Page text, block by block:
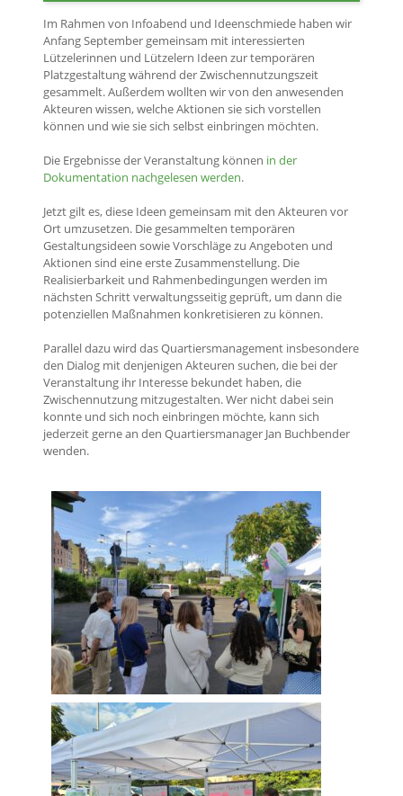
Im Rahmen von Infoabend und Ideenschmiede haben wir
Anfang September gemeinsam mit interessierten
Lützelerinnen und Lützelern Ideen zur temporären
Platzgestaltung während der Zwischennutzungszeit
gesammelt. Außerdem wollten wir von den anwesenden
Akteuren wissen, welche Aktionen sie sich vorstellen
können und wie sie sich selbst einbringen möchten.
Die Ergebnisse der Veranstaltung können in der
Dokumentation nachgelesen werden.
Jetzt gilt es, diese Ideen gemeinsam mit den Akteuren vor
Ort umzusetzen. Die gesammelten temporären
Gestaltungsideen sowie Vorschläge zu Angeboten und
Aktionen sind eine erste Zusammenstellung. Die
Realisierbarkeit und Rahmenbedingungen werden im
nächsten Schritt verwaltungsseitig geprüft, um dann die
potenziellen Maßnahmen konkretisieren zu können.
Parallel dazu wird das Quartiersmanagement insbesondere
den Dialog mit denjenigen Akteuren suchen, die bei der
Veranstaltung ihr Interesse bekundet haben, die
Zwischennutzung mitzugestalten. Wer nicht dabei sein
konnte und sich noch einbringen möchte, kann sich
jederzeit gerne an den Quartiersmanager Jan Buchbender
wenden.